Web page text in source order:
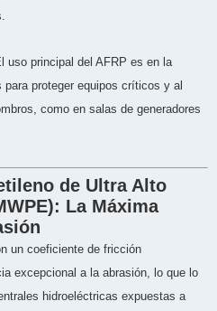
uso principal del AFRP es en la
proteger equipos críticos y al
como en salas de generadores
de Ultra Alto
La Máxima
un coeficiente de fricción
excepcional a la abrasión, lo que lo
hidroeléctricas expuestas a